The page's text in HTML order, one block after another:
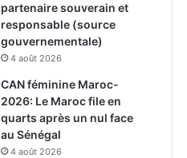
partenaire souverain et
responsable (source
gouvernementale)
4 août 2026
CAN féminine Maroc-
2026: Le Maroc file en
quarts après un nul face
au Sénégal
4 août 2026